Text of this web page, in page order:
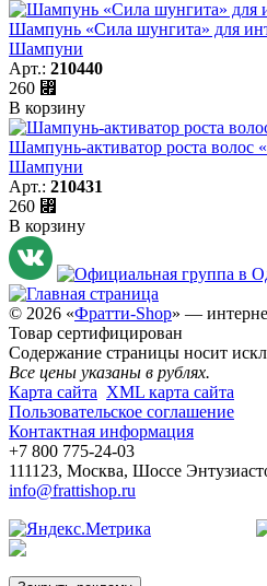
Шампунь «Сила шунгита» для
Шампуни
Арт.: 210440
260 ⃏
В корзину
Шампунь-активатор роста
Шампуни
Арт.: 210431
260 ⃏
В корзину
© 2026 «Фратти-Shop» —
Товар сертифицирован
Содержание страницы носит
Все цены указаны в рублях.
Карта сайта XML карта сайта
Пользовательское соглашение
Контактная информация
+7 800 775-24-03
111123, Москва, Шоссе
info@frattishop.ru